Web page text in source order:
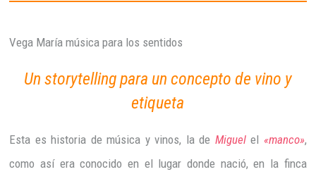
Vega María música para los sentidos
Un storytelling para un concepto de vino y
etiqueta
Esta es historia de música y vinos, la de Miguelel «manco»,
como así era conocido en el lugar donde nació, en la finca